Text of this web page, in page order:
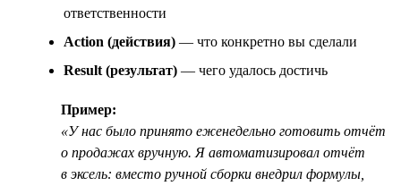
ответственности
Action (действия) — что конкретно вы сделали
Result (результат) — чего удалось достичь
Пример:
«У нас было принято еженедельно готовить отчёт
о продажах вручную. Я автоматизировал отчёт
в эксель: вместо ручной сборки внедрил формулы,